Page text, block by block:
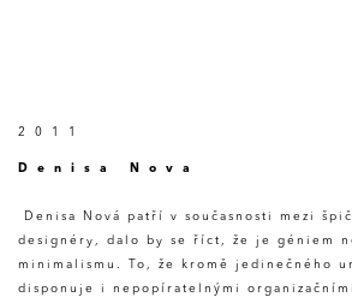
2011
Denisa Nova
Denisa Nová patří v současnosti mezi
designéry, dalo by se říct, že je géniem
minimalismu. To, že kromě jedinečného
disponuje i nepopíratelnými